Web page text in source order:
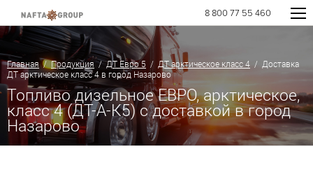
8 800 77 55 460
Главная/Продукция/ДТ Евро 5 / ДТ арктическое класс 4 / Доставка
ДТ арктическое класс 4 в город Назарово
Топливо дизельное ЕВРО, арктическое,
класс 4 (ДТ-А-К5) с доставкой в город
Назарово